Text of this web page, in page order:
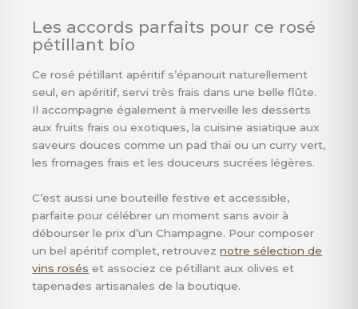
Les accords parfaits pour ce rosé
pétillant bio
Ce rosé pétillant apéritif s’épanouit naturellement
seul, en apéritif, servi très frais dans une belle flûte.
Il accompagne également à merveille les desserts
aux fruits frais ou exotiques, la cuisine asiatique aux
saveurs douces comme un pad thaï ou un curry vert,
les fromages frais et les douceurs sucrées légères.
C’est aussi une bouteille festive et accessible,
parfaite pour célébrer un moment sans avoir à
débourser le prix d’un Champagne. Pour composer
un bel apéritif complet, retrouveznotre sélection de
vins rosés et associez ce pétillant aux olives et
tapenades artisanales de la boutique.